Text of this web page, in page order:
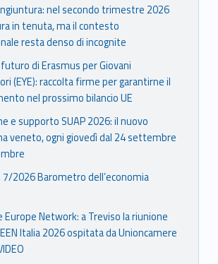
nel secondo trimestre 2026
in tenuta, ma il contesto
resta denso di incognite
di Erasmus per Giovani
(EYE): raccolta firme per garantirne il
nel prossimo bilancio UE
e supporto SUAP 2026: il nuovo
veneto, ogni giovedì dal 24 settembre
7/2026 Barometro dell’economia
Europe Network: a Treviso la riunione
Italia 2026 ospitata da Unioncamere